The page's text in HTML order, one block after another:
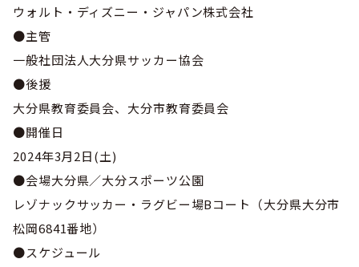
JFA医学委員会
アクセス
後援申請
リンクについて
ユニフォーム広告申請
海外遠征申請
臼杵市サッカー協会
津久見市サッカー協会
日田市サッカー協会
宇佐高田地区サッカー協会
玖珠郡サッカー協会
ウォルト・ディズニー・ジャパン株式会社
●主管
一般社団法人大分県サッカー協会
●後援
大分県教育委員会、大分市教育委員会
●開催日
2024年3月2日(土)
●会場大分県／大分スポーツ公園
レゾナックサッカー・ラグビー場Bコート（大分県大分市
松岡6841番地）
●スケジュール